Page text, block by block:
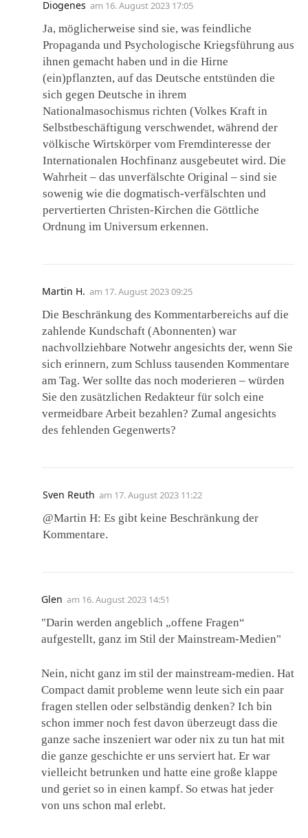
Diogenes am 16. August 2023 17:05
Ja, möglicherweise sind sie, was feindliche
Propaganda und Psychologische Kriegsführung aus
ihnen gemacht haben und in die Hirne
(ein)pflanzten, auf das Deutsche entstünden die
sich gegen Deutsche in ihrem
Nationalmasochismus richten (Volkes Kraft in
Selbstbeschäftigung verschwendet, während der
völkische Wirtskörper vom Fremdinteresse der
Internationalen Hochfinanz ausgebeutet wird. Die
Wahrheit – das unverfälschte Original – sind sie
sowenig wie die dogmatisch-verfälschten und
pervertierten Christen-Kirchen die Göttliche
Ordnung im Universum erkennen.
Martin H. am 17. August 2023 09:25
Die Beschränkung des Kommentarbereichs auf die
zahlende Kundschaft (Abonnenten) war
nachvollziehbare Notwehr angesichts der, wenn Sie
sich erinnern, zum Schluss tausenden Kommentare
am Tag. Wer sollte das noch moderieren – würden
Sie den zusätzlichen Redakteur für solch eine
vermeidbare Arbeit bezahlen? Zumal angesichts
des fehlenden Gegenwerts?
Sven Reuth am 17. August 2023 11:22
@Martin H: Es gibt keine Beschränkung der
Kommentare.
Glen am 16. August 2023 14:51
"Darin werden angeblich „offene Fragen“
aufgestellt, ganz im Stil der Mainstream-Medien"
Nein, nicht ganz im stil der mainstream-medien. Hat
Compact damit probleme wenn leute sich ein paar
fragen stellen oder selbständig denken? Ich bin
schon immer noch fest davon überzeugt dass die
ganze sache inszeniert war oder nix zu tun hat mit
die ganze geschichte er uns serviert hat. Er war
vielleicht betrunken und hatte eine große klappe
und geriet so in einen kampf. So etwas hat jeder
von uns schon mal erlebt.